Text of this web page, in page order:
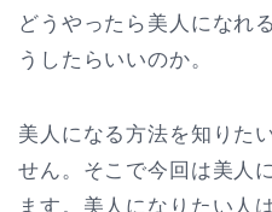
どうやったら美人になれ
うしたらいいのか。
美人になる方法を知りた
せん。そこで今回は美人
ます。美人になりたい人